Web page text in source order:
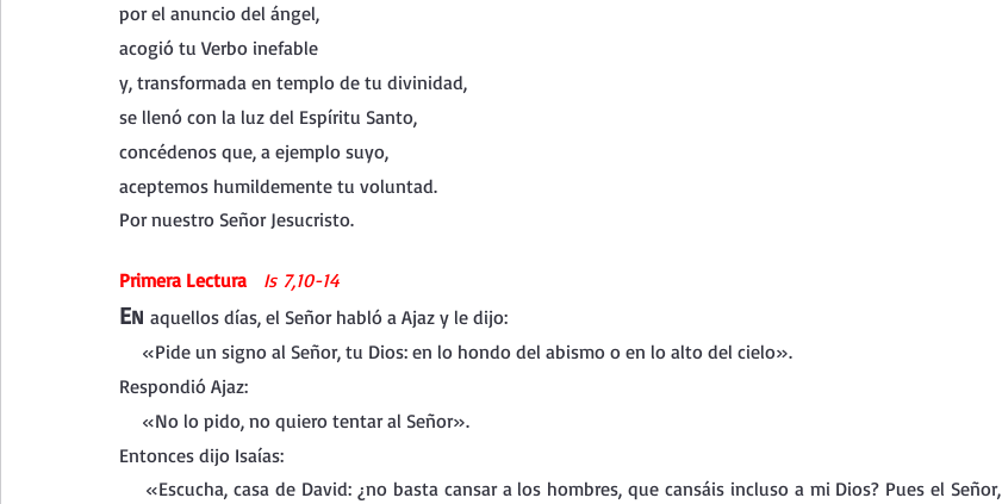
por el anuncio del ángel,
acogió tu Verbo inefable
y, transformada en templo de tu divinidad,
se llenó con la luz del Espíritu Santo,
concédenos que, a ejemplo suyo,
aceptemos humildemente tu voluntad.
Por nuestro Señor Jesucristo.
Primera Lectura Is 7,10-14
EN aquellos días, el Señor habló a Ajaz y le dijo:
«Pide un signo al Señor, tu Dios: en lo hondo del abismo o en lo alto del cielo».
Respondió Ajaz:
«No lo pido, no quiero tentar al Señor».
Entonces dijo Isaías:
«Escucha, casa de David: ¿no basta cansar a los hombres, que cansáis incluso a mi Dios? Pues el Señor,